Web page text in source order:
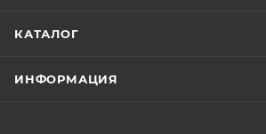
КАТАЛОГ
ИНФОРМАЦИЯ